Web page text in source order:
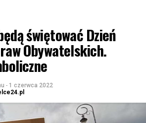
świętować Dzień
Obywatelskich.
- 1 czerwca 2022